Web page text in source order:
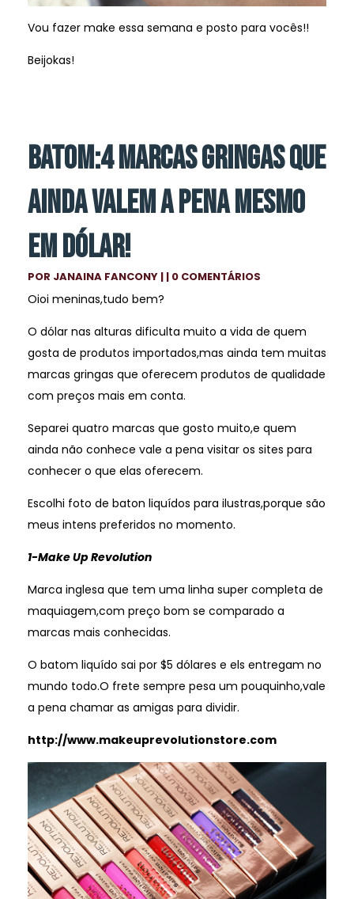
Vou fazer make essa semana e posto para vocês!!
Beijokas!
BATOM:4 MARCAS GRINGAS QUE
AINDA VALEM A PENA MESMO
EM DÓLAR!
POR JANAINA FANCONY | | 0 COMENTÁRIOS
Oioi meninas,tudo bem?
O dólar nas alturas dificulta muito a vida de quem
gosta de produtos importados,mas ainda tem muitas
marcas gringas que oferecem produtos de qualidade
com preços mais em conta.
Separei quatro marcas que gosto muito,e quem
ainda não conhece vale a pena visitar os sites para
conhecer o que elas oferecem.
Escolhi foto de baton liquídos para ilustras,porque são
meus intens preferidos no momento.
1-Make Up Revolution
Marca inglesa que tem uma linha super completa de
maquiagem,com preço bom se comparado a
marcas mais conhecidas.
O batom liquído sai por $5 dólares e els entregam no
mundo todo.O frete sempre pesa um pouquinho,vale
a pena chamar as amigas para dividir.
http://www.makeuprevolutionstore.com